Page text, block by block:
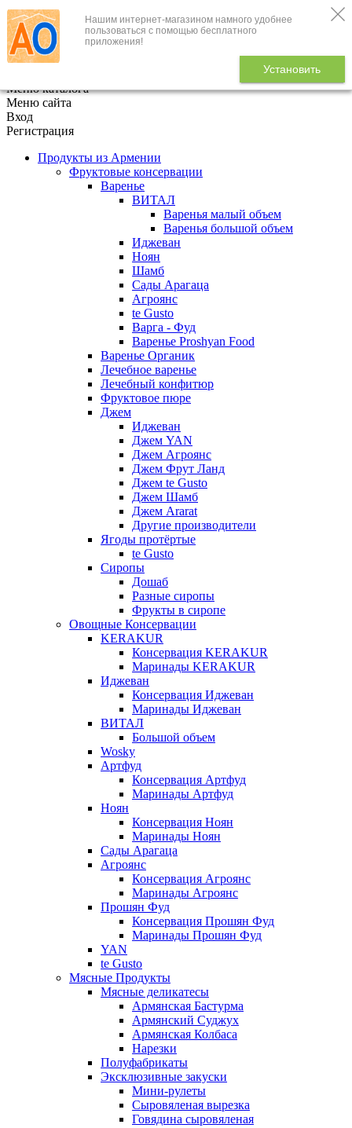
Нашим интернет-магазином намного удобнее
пользоваться с помощью бесплатного
приложения!
Установить
+7 (495) 646-888-1
В корзине
Меню каталога
Меню сайта
Вход
Регистрация
Продукты из Армении
Фруктовые консервации
Варенье
ВИТАЛ
Варенья малый объем
Варенья большой объем
Иджеван
Ноян
Шамб
Сады Арагаца
Агроянс
te Gusto
Варга - Фуд
Варенье Proshyan Food
Варенье Органик
Лечебное варенье
Лечебный конфитюр
Фруктовое пюре
Джем
Иджеван
Джем YAN
Джем Агроянс
Джем Фрут Ланд
Джем te Gusto
Джем Шамб
Джем Ararat
Другие производители
Ягоды протёртые
te Gusto
Сиропы
Дошаб
Разные сиропы
Фрукты в сиропе
Овощные Консервации
KERAKUR
Консервация KERAKUR
Маринады KERAKUR
Иджеван
Консервация Иджеван
Маринады Иджеван
ВИТАЛ
Большой объем
Wosky
Артфуд
Консервация Артфуд
Маринады Артфуд
Ноян
Консервация Ноян
Маринады Ноян
Сады Арагаца
Агроянс
Консервация Агроянс
Маринады Агроянс
Прошян Фуд
Консервация Прошян Фуд
Маринады Прошян Фуд
YAN
te Gusto
Мясные Продукты
Мясные деликатесы
Армянская Бастурма
Армянский Суджух
Армянская Колбаса
Нарезки
Полуфабрикаты
Эксклюзивные закуски
Мини-рулеты
Сыровяленая вырезка
Говядина сыровяленая